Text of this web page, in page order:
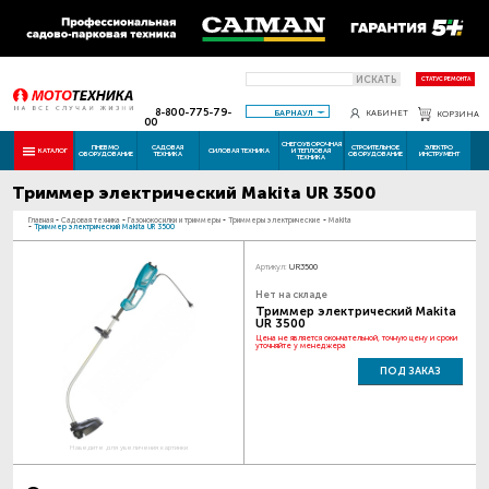
ИСКАТЬ СТАТУС РЕМОНТА
8-800-775-79-
00
БАРНАУЛ КАБИНЕТ КОРЗИНА
КАТАЛОГ ПНЕВМО
ОБОРУДОВАНИЕ
САДОВАЯ
ТЕХНИКА СИЛОВАЯ ТЕХНИКА
СНЕГОУБОРОЧНАЯ
И ТЕПЛОВАЯ
ТЕХНИКА
СТРОИТЕЛЬНОЕ
ОБОРУДОВАНИЕ
ЭЛЕКТРО
ИНСТРУМЕНТ
Триммер электрический Makita UR 3500
Главная - Садовая техника - Газонокосилки и триммеры - Триммеры электрические - Makita
- Триммер электрический Makita UR 3500
Наведите для увеличения картинки
Артикул: UR3500
Нет на складе
Триммер электрический Makita
UR 3500
Цена не является окончательной, точную цену и сроки
уточняйте у менеджера
ПОД ЗАКАЗ